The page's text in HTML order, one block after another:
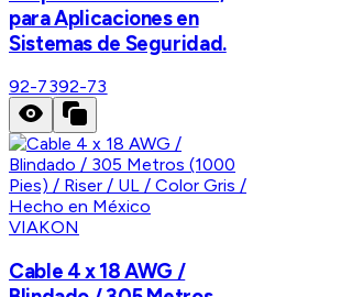
para Aplicaciones en
Sistemas de Seguridad.
92-7392-73
VIAKON
Cable 4 x 18 AWG /